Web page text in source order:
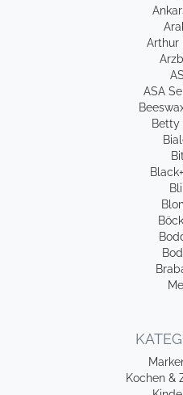
Arthur
ASA
Betty
Kochen &